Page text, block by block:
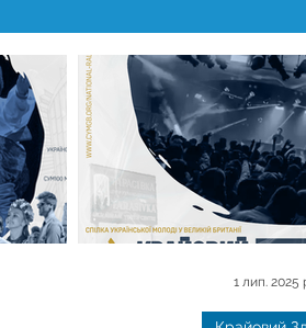
Табори Стокпорт
Ноттінгем Крайовий Здвиг
1 лип. 2025